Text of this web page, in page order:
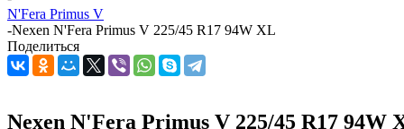
N'Fera Primus V
-Nexen N'Fera Primus V 225/45 R17 94W XL
Поделиться
Nexen N'Fera Primus V 225/45 R17 94W